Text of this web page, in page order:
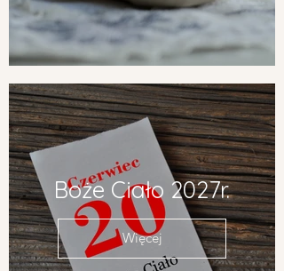
Boże Ciało 2027r.
Więcej